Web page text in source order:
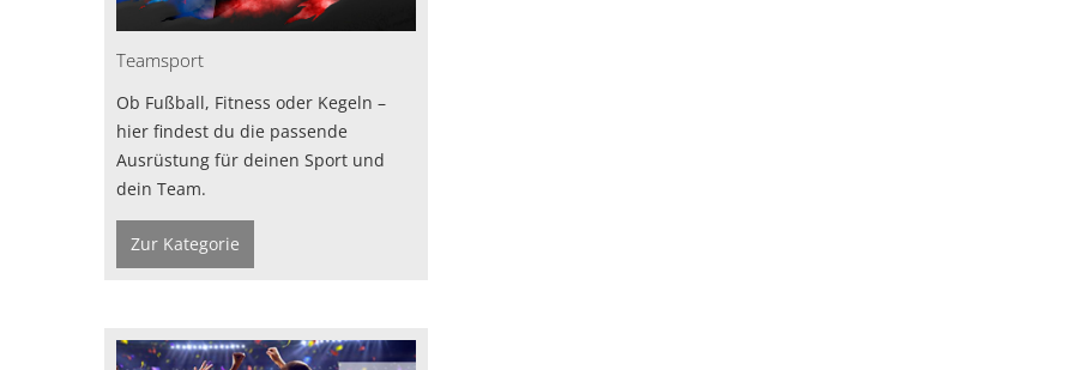
Teamsport
Ob Fußball, Fitness oder Kegeln –
hier findest du die passende
Ausrüstung für deinen Sport und
dein Team.
Zur Kategorie